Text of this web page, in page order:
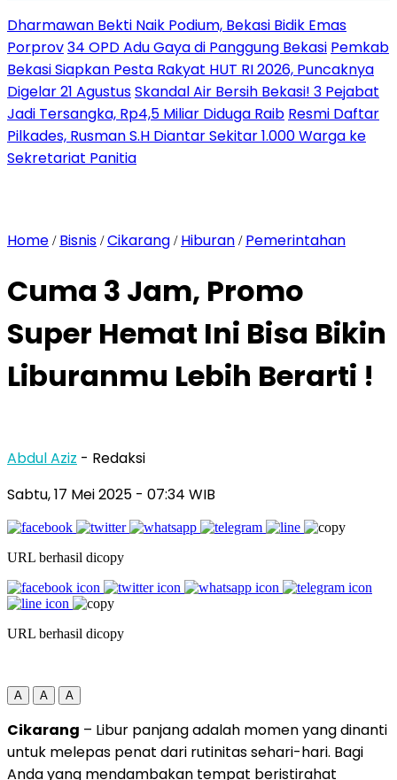
Dharmawan Bekti Naik Podium, Bekasi Bidik Emas
Porprov34 OPD Adu Gaya di Panggung Bekasi Pemkab
Bekasi Siapkan Pesta Rakyat HUT RI 2026, Puncaknya
Digelar 21 AgustusSkandal Air Bersih Bekasi! 3 Pejabat
Jadi Tersangka, Rp4,5 Miliar Diduga Raib Resmi Daftar
Pilkades, Rusman S.H Diantar Sekitar 1.000 Warga ke
Sekretariat Panitia
Home / Bisnis /Cikarang / Hiburan / Pemerintahan
Cuma 3 Jam, Promo
Super Hemat Ini Bisa Bikin
Liburanmu Lebih Berarti !
Abdul Aziz - Redaksi
Sabtu, 17 Mei 2025 - 07:34 WIB
URL berhasil dicopy
URL berhasil dicopy
A A A
Cikarang – Libur panjang adalah momen yang dinanti
untuk melepas penat dari rutinitas sehari-hari. Bagi
Anda yang mendambakan tempat beristirahat